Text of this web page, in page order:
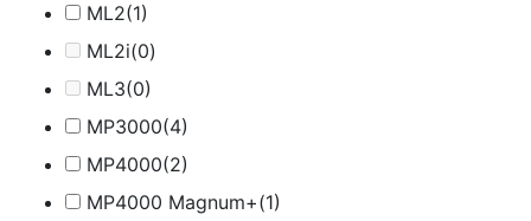
ML2(1)
ML2i(0)
ML3(0)
MP3000(4)
MP4000(2)
МР4000 Magnum+(1)